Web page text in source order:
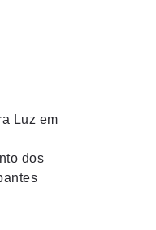
Luz em
dos